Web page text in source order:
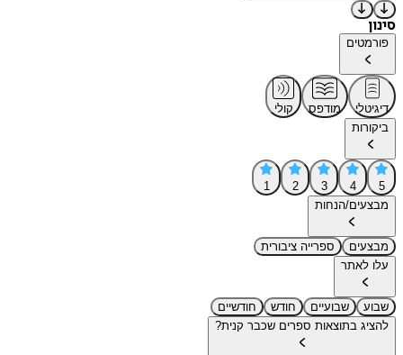
סינון
פורמטים
דיגיטלי מודפס
קולי
ביקורות
5
4
3
2
1
מבצעים/הנחות
מבצעים
ספרייה ציבורית
עלו לאתר
שבוע שבועיים חודש
חודשיים
להציג בתוצאות ספרים שכבר קנית?